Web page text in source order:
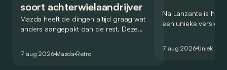
soort achterwielaandrijver
Mazda heeft de dingen altijd graag wat
anders aangepakt dan de rest. Deze
7 aug 2026 Mazda Retro
Na Lanzante is het
een unieke versie
7 aug 2026 Uniek